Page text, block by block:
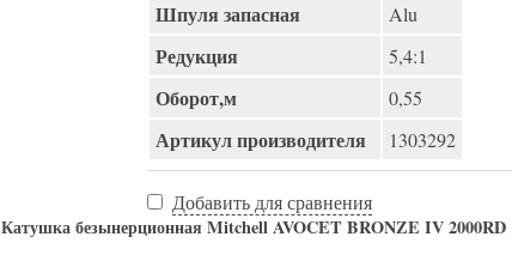
Шпуля запасная Alu
Редукция 5,4:1
Оборот,м 0,55
Артикул производителя 1303292
Добавить для сравнения
Катушка безынерционная Mitchell AVOCET BRONZE IV 2000RD